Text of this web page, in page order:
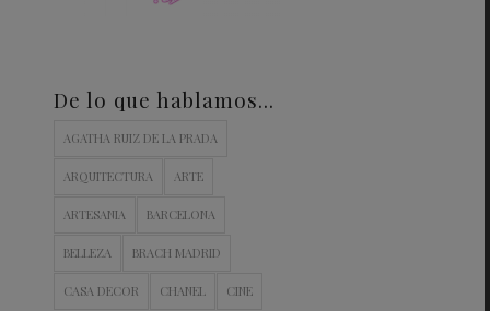
De lo que hablamos…
AGATHA RUIZ DE LA PRADA
ARQUITECTURA ARTE
ARTESANIA BARCELONA
BELLEZA BRACH MADRID
CASA DECOR CHANEL CINE